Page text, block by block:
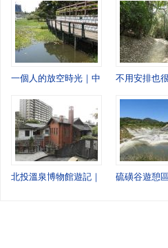
一個人的放空時光｜中壢青塘園慢慢走
不用安排也
北投溫泉博物館遊記｜走進百年日式建
硫磺谷遊憩